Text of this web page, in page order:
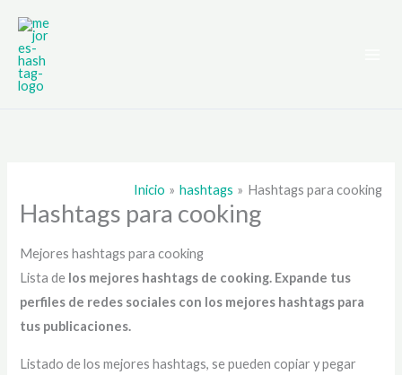
contenido
Inicio hashtags Hashtags para cooking
Hashtags para cooking
Mejores hashtags para cooking
Lista de los mejores hashtags de cooking. Expande tus
perfiles de redes sociales con los mejores hashtags para
tus publicaciones.
Listado de los mejores hashtags, se pueden copiar y pegar